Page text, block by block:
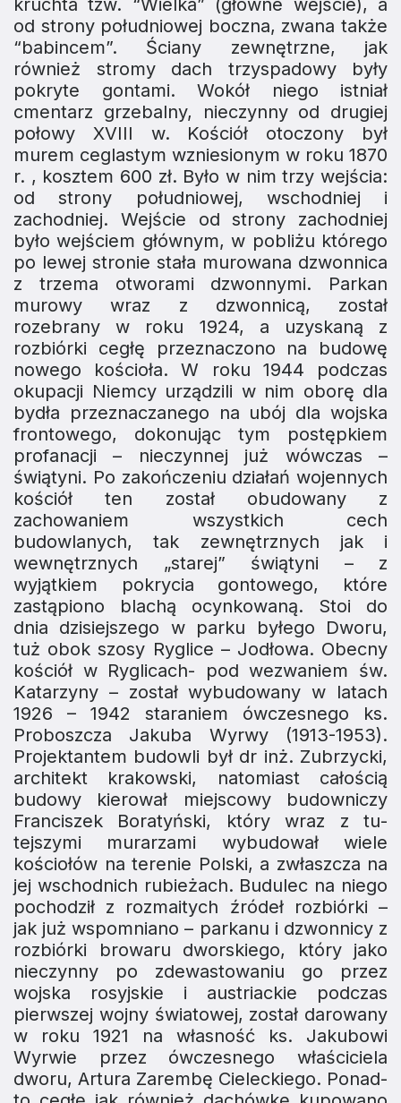
od strony południowej bo­czna, zwana także
“babincem”. Ściany zewnętrzne, jak
również stromy dach trzyspadowy były
pokryte gontami. Wokół niego istniał
cmentarz grzebalny, nieczynny od drugiej
połowy XVIII w. Kościół otoczony był
murem ceglastym wzniesionym w roku 1870
r. , kosztem 600 zł. Było w nim trzy wejścia:
od strony południowej, wschodniej i
zachodniej. Wejście od strony zachodniej
było wej­ściem głównym, w pobliżu którego
po lewej stronie stała murowana dzwonnica
z trzema otworami dzwonnymi. Parkan
murowy wraz z dzwonnicą, został
rozebrany w roku 1924, a uzyskaną z
rozbiórki cegłę przeznaczono na budowę
nowego kościoła. W roku 1944 podczas
okupacji Niemcy urządzili w nim oborę dla
bydła przeznaczanego na ubój dla wojska
frontowego, dokonując tym postępkiem
profanacji – nieczynnej już wówczas –
świątyni. Po zakończeniu działań wojennych
kościół ten został obudowany z
zachowaniem wszystkich cech
budowlanych, tak ze­wnętrznych jak i
wewnętrznych „starej” świątyni – z
wyjątkiem pokrycia gontowego, które
zastąpiono blachą ocynkowaną. Stoi do
dnia dzisiejszego w parku byłego Dworu,
tuż obok szosy Ryglice – Jodłowa. Obecny
kościół w Ryglicach- pod wezwaniem św.
Katarzyny – został wybudowany w latach
1926 – 1942 staraniem ówczesnego ks.
Proboszcza Jakuba Wyrwy (1913-1953).
Projektantem budowli był dr inż. Zubrzycki,
archi­tekt krakowski, natomiast całością
budowy kierował miej­scowy budowniczy
Franciszek Boratyński, który wraz z tu­
tejszymi murarzami wybudował wiele
kościołów na terenie Polski, a zwłaszcza na
jej wschodnich rubieżach. Budulec na niego
pochodził z rozmaitych źródeł rozbiórki –
jak już wspomniano – parkanu i dzwonnicy z
rozbiórki browaru dworskiego, który jako
nieczynny po zdewastowaniu go przez
wojska rosyjskie i austriackie podczas
pierwszej wojny światowej, został darowany
w ro­ku 1921 na własność ks. Jakubowi
Wyrwie przez ówczesne­go właściciela
dworu, Artura Zarembę Cieleckiego. Ponad­